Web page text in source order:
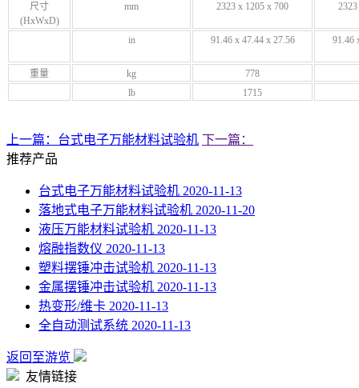
尺寸
(HxWxD)
mm 2323 x 1205 x 700
in 91.46 x 47.44 x 27.56 91.46
重量 kg
778
lb
1715
上一篇：台式电子万能材料试验机 下一篇：
推荐产品
台式电子万能材料试验机 2020-11-13
落地式电子万能材料试验机 2020-11-20
液压万能材料试验机 2020-11-13
熔融指数仪 2020-11-13
塑料摆锤冲击试验机 2020-11-13
金属摆锤冲击试验机 2020-11-13
热变形/维卡 2020-11-13
全自动测试系统 2020-11-13
返回至游览
友情链接